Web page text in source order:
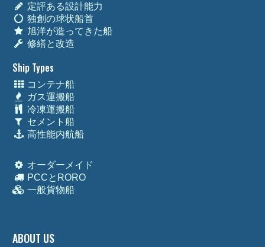
定評ある設計能力
独創の球状船首
旭洋が造ってきた船
修繕と改造
Ship Types
コンテナ船
ガス運搬船
冷凍運搬船
セメント船
高性能内航船
オーダーメイド
PCCとRORO
一般貨物船
ABOUT US